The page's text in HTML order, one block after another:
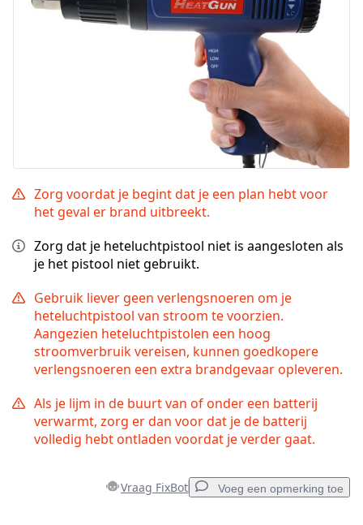
Zorg voordat je begint dat je een plan hebt voor
het geval er brand uitbreekt.
Zorg dat je heteluchtpistool niet is aangesloten als
je het pistool niet gebruikt.
Gebruik liever geen verlengsnoeren om je
heteluchtpistool van stroom te voorzien.
Aangezien heteluchtpistolen een hoog
stroomverbruik vereisen, kunnen goedkopere
verlengsnoeren een extra brandgevaar opleveren.
Als je lijm in de buurt van of onder een batterij
verwarmt, zorg er dan voor dat je de batterij
volledig hebt ontladen voordat je verder gaat.
Vraag FixBot Voeg een opmerking toe